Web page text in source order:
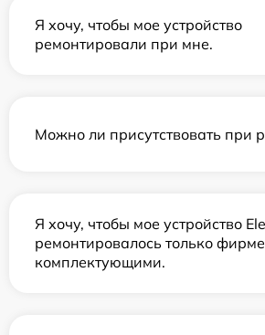
Я хочу, чтобы мое устройство
ремонтировали при мне.
Можно ли присутствовать при
Я хочу, чтобы мое устройство
ремонтировалось только
комплектующими.